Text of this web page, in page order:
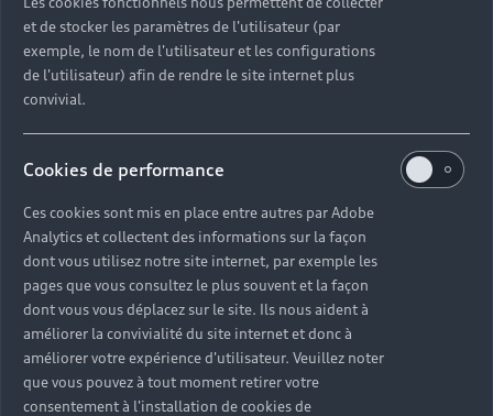
véhicule est en roue libre. Ainsi,
vous gagnez de précieux
kilomètres d’autonomie.
En savoir plus sur la récupération
et de stocker les paramètres de l'utilisateur (par
exemple, le nom de l'utilisateur et les configurations
de l'utilisateur) afin de rendre le site internet plus
convivial.
Cookies de performance
Ces cookies sont mis en place entre autres par Adobe
Analytics et collectent des informations sur la façon
dont vous utilisez notre site internet, par exemple les
pages que vous consultez le plus souvent et la façon
dont vous vous déplacez sur le site. Ils nous aident à
améliorer la convivialité du site internet et donc à
améliorer votre expérience d'utilisateur. Veuillez noter
que vous pouvez à tout moment retirer votre
consentement à l'installation de cookies de